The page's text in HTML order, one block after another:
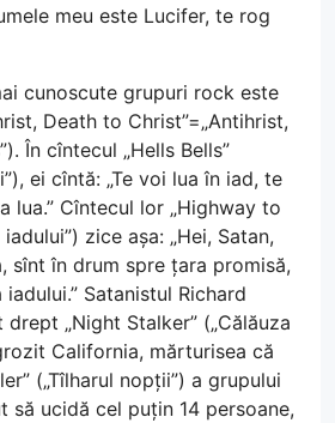
meu este Lucifer, te rog
cunoscute grupuri rock este
Death to Christ”=„Antihrist,
În cîntecul „Hells Bells”
ei cîntă: „Te voi lua în iad, te
lua.” Cîntecul lor „Highway to
zice așa: „Hei, Satan,
sînt în drum spre țara promisă,
Satanistul Richard
drept „Night Stalker” („Călăuza
California, mărturisea că
(„Tîlharul nopții”) a grupului
să ucidă cel puțin 14 persoane,